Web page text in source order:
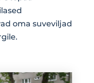
oma suveviljad